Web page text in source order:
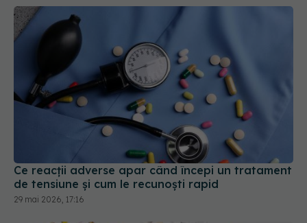
Ce reacții adverse apar când începi un tratament
de tensiune și cum le recunoști rapid